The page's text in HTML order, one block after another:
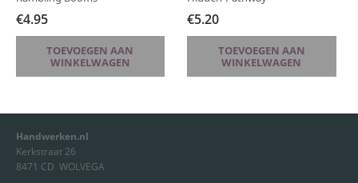
€4.95
TOEVOEGEN AAN
WINKELWAGEN
€5.20
TOEVOEGEN AAN
WINKELWAGEN
Handwerken.nl
Kerkstraat 26
8471 CD WOLVEGA